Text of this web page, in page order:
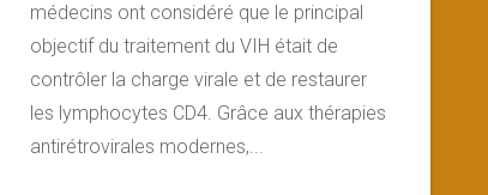
médecins ont considéré que le principal
objectif du traitement du VIH était de
contrôler la charge virale et de restaurer
les lymphocytes CD4. Grâce aux thérapies
antirétrovirales modernes,...